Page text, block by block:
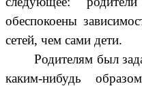
обеспокоены
сетей, чем сами дети.
Родителям был
каким-нибудь